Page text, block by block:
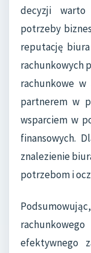
decyzji warto
potrzeby
reputację
rachunkowych
rachunkowe
partnerem w
wsparciem w
finansowych.
znalezienie
potrzebom i
efektywnego